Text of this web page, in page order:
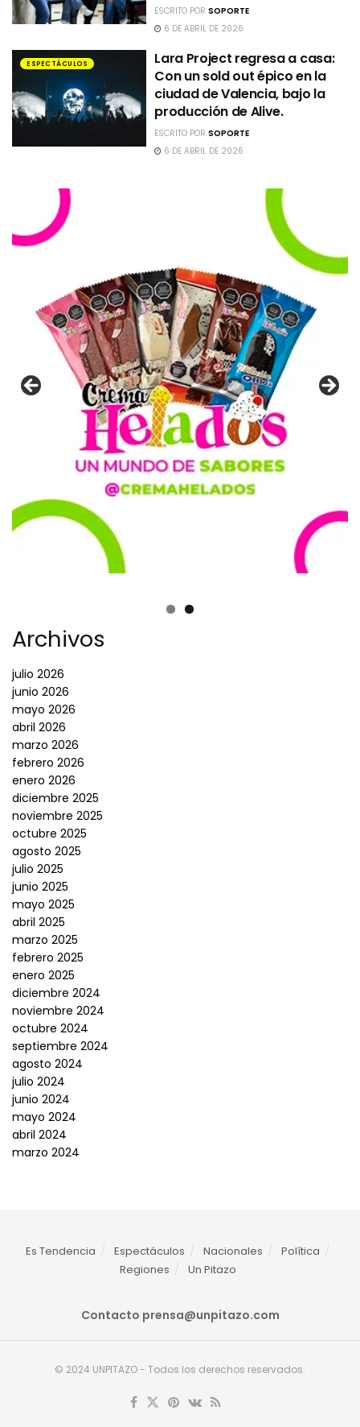
ESCRITO PORSOPORTE
6 DE ABRIL DE 2026
ESPECTÁCULOS
Lara Project regresa a casa:
Con un sold out épico en la
ciudad de Valencia, bajo la
producción de Alive.
ESCRITO PORSOPORTE
6 DE ABRIL DE 2026
Archivos
julio 2026
junio 2026
mayo 2026
abril 2026
marzo 2026
febrero 2026
enero 2026
diciembre 2025
noviembre 2025
octubre 2025
agosto 2025
julio 2025
junio 2025
mayo 2025
abril 2025
marzo 2025
febrero 2025
enero 2025
diciembre 2024
noviembre 2024
octubre 2024
septiembre 2024
agosto 2024
julio 2024
junio 2024
mayo 2024
abril 2024
marzo 2024
Es Tendencia Espectáculos Nacionales
Política
Regiones
Un Pitazo
Contacto prensa@unpitazo.com
© 2024 UNPITAZO - Todos los derechos reservados.